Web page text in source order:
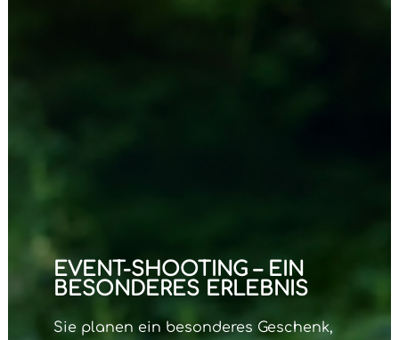
EVENT-SHOOTING – EIN
BESONDERES ERLEBNIS
Sie planen ein besonderes Geschenk,